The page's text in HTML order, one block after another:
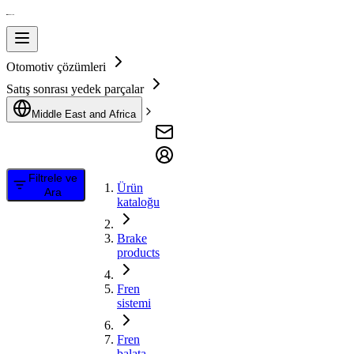
Otomotiv çözümleri
Satış sonrası yedek parçalar
Middle East and Africa
Filtrele ve
Ara
Ürün
kataloğu
Brake
products
Fren
sistemi
Fren